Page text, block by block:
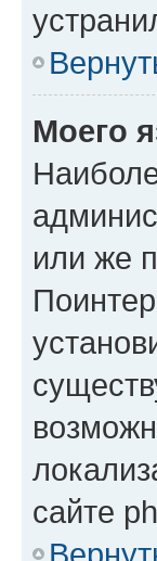
Моего
или же
сайте